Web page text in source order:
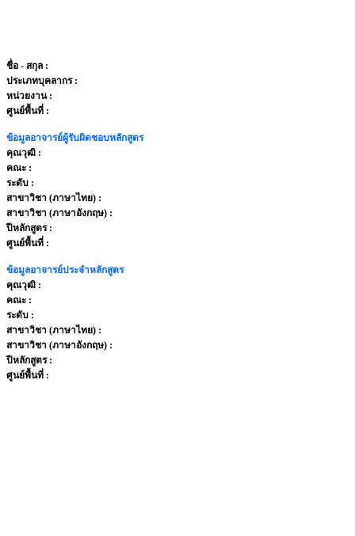
ชื่อ - สกุล :
ประเภทบุคลากร :
หน่วยงาน :
ศูนย์พื้นที่ :
ข้อมูลอาจารย์ผู้รับผิดชอบหลักสูตร
คุณวุฒิ :
คณะ :
ระดับ :
สาขาวิชา (ภาษาไทย) :
สาขาวิชา (ภาษาอังกฤษ) :
ปีหลักสูตร :
ศูนย์พื้นที่ :
ข้อมูลอาจารย์ประจำหลักสูตร
คุณวุฒิ :
คณะ :
ระดับ :
สาขาวิชา (ภาษาไทย) :
สาขาวิชา (ภาษาอังกฤษ) :
ปีหลักสูตร :
ศูนย์พื้นที่ :